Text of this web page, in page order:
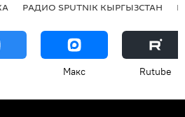
РАДИО SPUTNIK КЫРГЫЗСТАН
Макс Rutube